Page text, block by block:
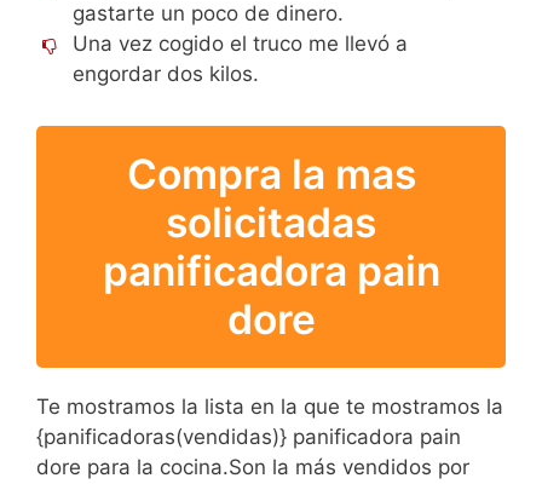
gastarte un poco de dinero.
Una vez cogido el truco me llevó a
engordar dos kilos.
Compra la mas
solicitadas
panificadora pain
dore
Te mostramos la lista en la que te mostramos la
{panificadoras(vendidas)} panificadora pain
dore para la cocina.Son la más vendidos por